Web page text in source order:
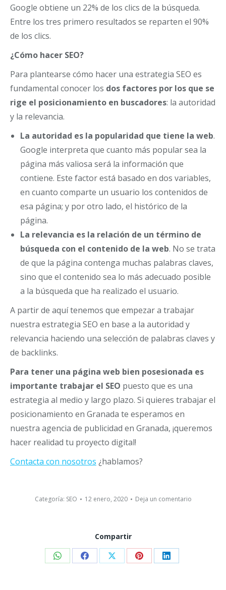
Google obtiene un 22% de los clics de la búsqueda.
Entre los tres primero resultados se reparten el 90%
de los clics.
¿Cómo hacer SEO?
Para plantearse cómo hacer una estrategia SEO es
fundamental conocer los dos factores por los que se
rige el posicionamiento en buscadores: la autoridad
y la relevancia.
La autoridad es la popularidad que tiene la web.
Google interpreta que cuanto más popular sea la
página más valiosa será la información que
contiene. Este factor está basado en dos variables,
en cuanto comparte un usuario los contenidos de
esa página; y por otro lado, el histórico de la
página.
La relevancia es la relación de un término de
búsqueda con el contenido de la web. No se trata
de que la página contenga muchas palabras claves,
sino que el contenido sea lo más adecuado posible
a la búsqueda que ha realizado el usuario.
A partir de aquí tenemos que empezar a trabajar
nuestra estrategia SEO en base a la autoridad y
relevancia haciendo una selección de palabras claves y
de backlinks.
Para tener una página web bien posesionada es
importante trabajar el SEO puesto que es una
estrategia al medio y largo plazo. Si quieres trabajar el
posicionamiento en Granada te esperamos en
nuestra agencia de publicidad en Granada, ¡queremos
hacer realidad tu proyecto digital!
Contacta con nosotros ¿hablamos?
Categoría: SEO 12 enero, 2020 Deja un comentario
Compartir
Share Share Share Share Share